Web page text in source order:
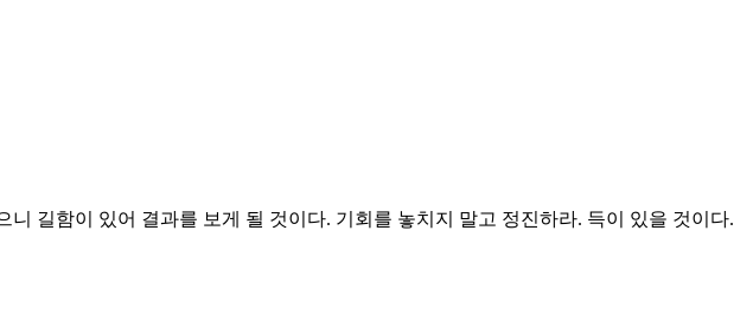
길함이 있어 결과를 보게 될 것이다. 기회를 놓치지 말고 정진하라. 득이 있을 것이다.